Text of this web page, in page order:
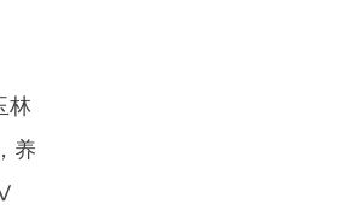
林
养